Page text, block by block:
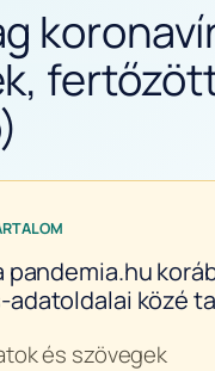
pandemia.hu
adatoldalai közé
és szövegek